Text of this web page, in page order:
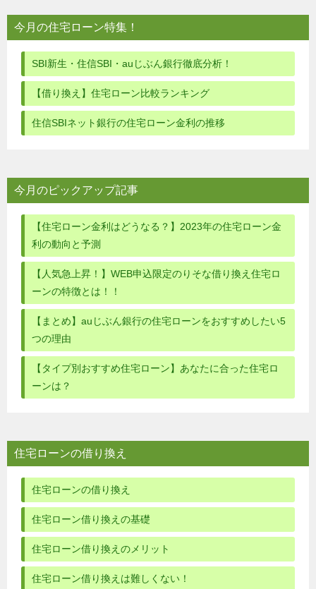
ビ
ゲ
今月の住宅ローン特集！
SBI新生・住信SBI・auじぶん銀行徹底分析！
【借り換え】住宅ローン比較ランキング
住信SBIネット銀行の住宅ローン金利の推移
今月のピックアップ記事
【住宅ローン金利はどうなる？】2023年の住宅ローン金
利の動向と予測
【人気急上昇！】WEB申込限定のりそな借り換え住宅ロ
ーンの特徴とは！！
【まとめ】auじぶん銀行の住宅ローンをおすすめしたい5
つの理由
【タイプ別おすすめ住宅ローン】あなたに合った住宅ロ
ーンは？
住宅ローンの借り換え
住宅ローンの借り換え
住宅ローン借り換えの基礎
住宅ローン借り換えのメリット
住宅ローン借り換えは難しくない！